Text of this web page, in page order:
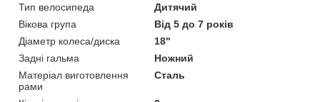
Тип велосипеда
Дитячий
Вікова група
Від 5 до 7 років
Діаметр колеса/диска
18"
Задні гальма
Ножний
Матеріал виготовлення
рами
Сталь